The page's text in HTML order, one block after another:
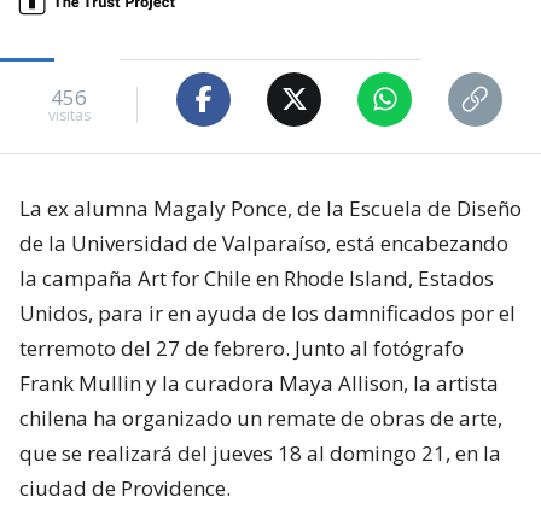
456
visitas
La ex alumna Magaly Ponce, de la Escuela de Diseño
de la Universidad de Valparaíso, está encabezando
la campaña Art for Chile en Rhode Island, Estados
Unidos, para ir en ayuda de los damnificados por el
terremoto del 27 de febrero. Junto al fotógrafo
Frank Mullin y la curadora Maya Allison, la artista
chilena ha organizado un remate de obras de arte,
que se realizará del jueves 18 al domingo 21, en la
ciudad de Providence.